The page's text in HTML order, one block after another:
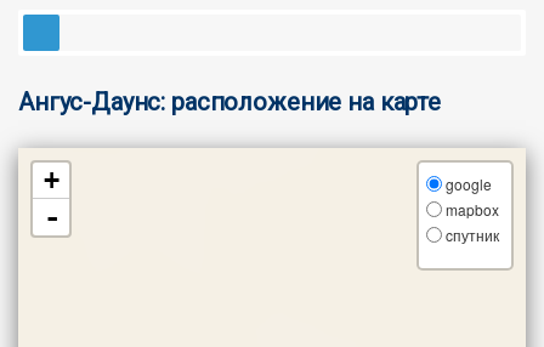
Ангус-Даунс: расположение на карте
+
-
google
mapbox
cпутник